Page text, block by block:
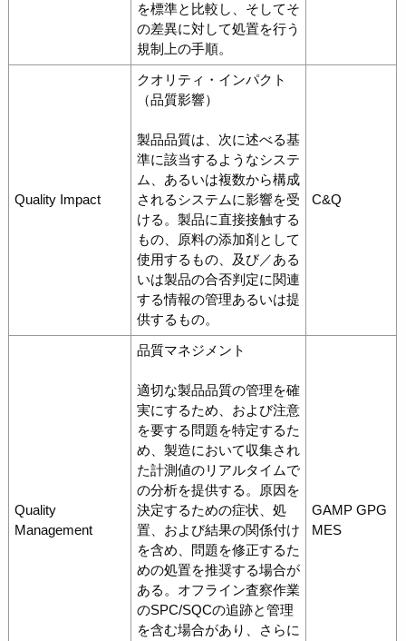
を標準と比較し、そしてそ
の差異に対して処置を行う
規制上の手順。
Quality Impact
クオリティ・インパクト
（品質影響）
製品品質は、次に述べる基
準に該当するようなシステ
ム、あるいは複数から構成
されるシステムに影響を受
ける。製品に直接接触する
もの、原料の添加剤として
使用するもの、及び／ある
いは製品の合否判定に関連
する情報の管理あるいは提
供するもの。
C&Q
Quality
Management
品質マネジメント
適切な製品品質の管理を確
実にするため、および注意
を要する問題を特定するた
め、製造において収集され
た計測値のリアルタイムで
の分析を提供する。原因を
決定するための症状、処
置、および結果の関係付け
を含め、問題を修正するた
めの処置を推奨する場合が
ある。オフライン査察作業
のSPC/SQCの追跡と管理
を含む場合があり、さらに
GAMP GPG
MES